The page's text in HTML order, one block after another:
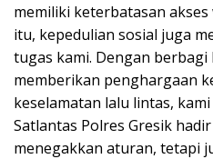
memiliki keterbatasan akses
itu, kepedulian sosial juga
tugas kami. Dengan berbagi
memberikan penghargaan
keselamatan lalu lintas,
Satlantas Polres Gresik
menegakkan aturan, tetapi